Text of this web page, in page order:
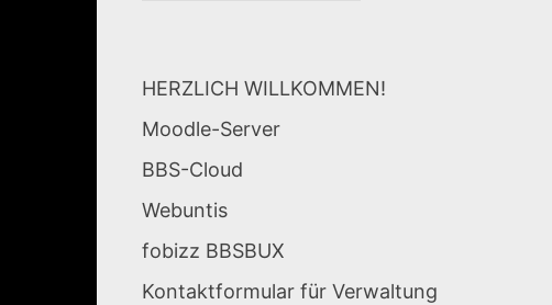
HERZLICH WILLKOMMEN!
Moodle-Server
BBS-Cloud
Webuntis
fobizz BBSBUX
Kontaktformular für Verwaltung